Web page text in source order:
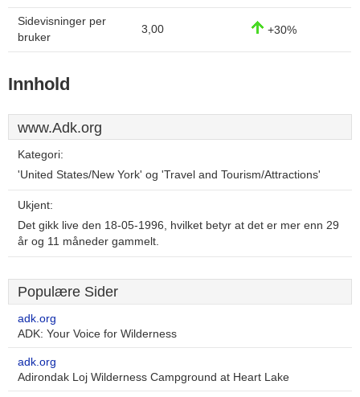
Sidevisninger per
bruker
3,00 +30%
Innhold
www.Adk.org
Kategori:
'United States/New York' og 'Travel and Tourism/Attractions'
Ukjent:
Det gikk live den 18-05-1996, hvilket betyr at det er mer enn 29
år og 11 måneder gammelt.
Populære Sider
adk.org
ADK: Your Voice for Wilderness
adk.org
Adirondak Loj Wilderness Campground at Heart Lake